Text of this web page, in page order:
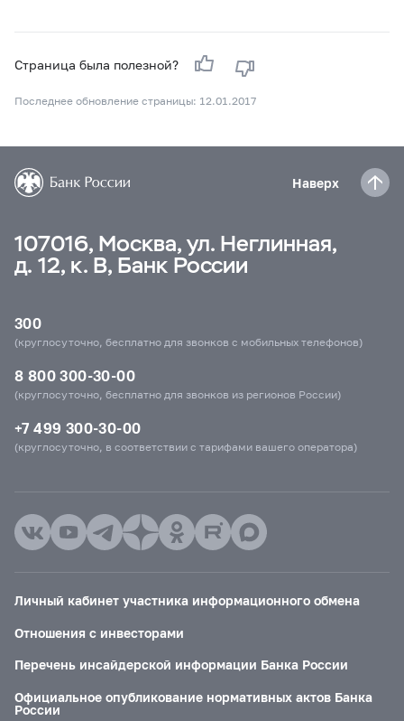
Страница была полезной?
Последнее обновление страницы: 12.01.2017
Наверх
107016, Москва, ул. Неглинная,
д. 12, к. В, Банк России
300
(круглосуточно, бесплатно для звонков с мобильных телефонов)
8 800 300-30-00
(круглосуточно, бесплатно для звонков из регионов России)
+7 499 300-30-00
(круглосуточно, в соответствии с тарифами вашего оператора)
Личный кабинет участника информационного обмена
Отношения с инвесторами
Перечень инсайдерской информации Банка России
Официальное опубликование нормативных актов Банка
России